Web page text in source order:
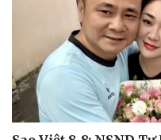
Cải chính